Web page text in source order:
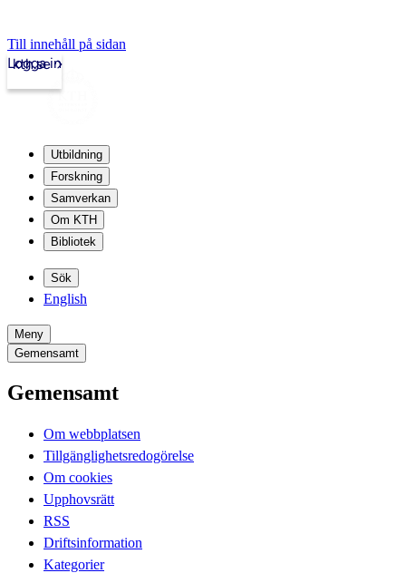
Till innehåll på sidan
kth.se
Logga in
Utbildning
Forskning
Samverkan
Om KTH
Bibliotek
Sök
English
Meny
Gemensamt
Gemensamt
Om webbplatsen
Tillgänglighetsredogörelse
Om cookies
Upphovsrätt
RSS
Driftsinformation
Kategorier